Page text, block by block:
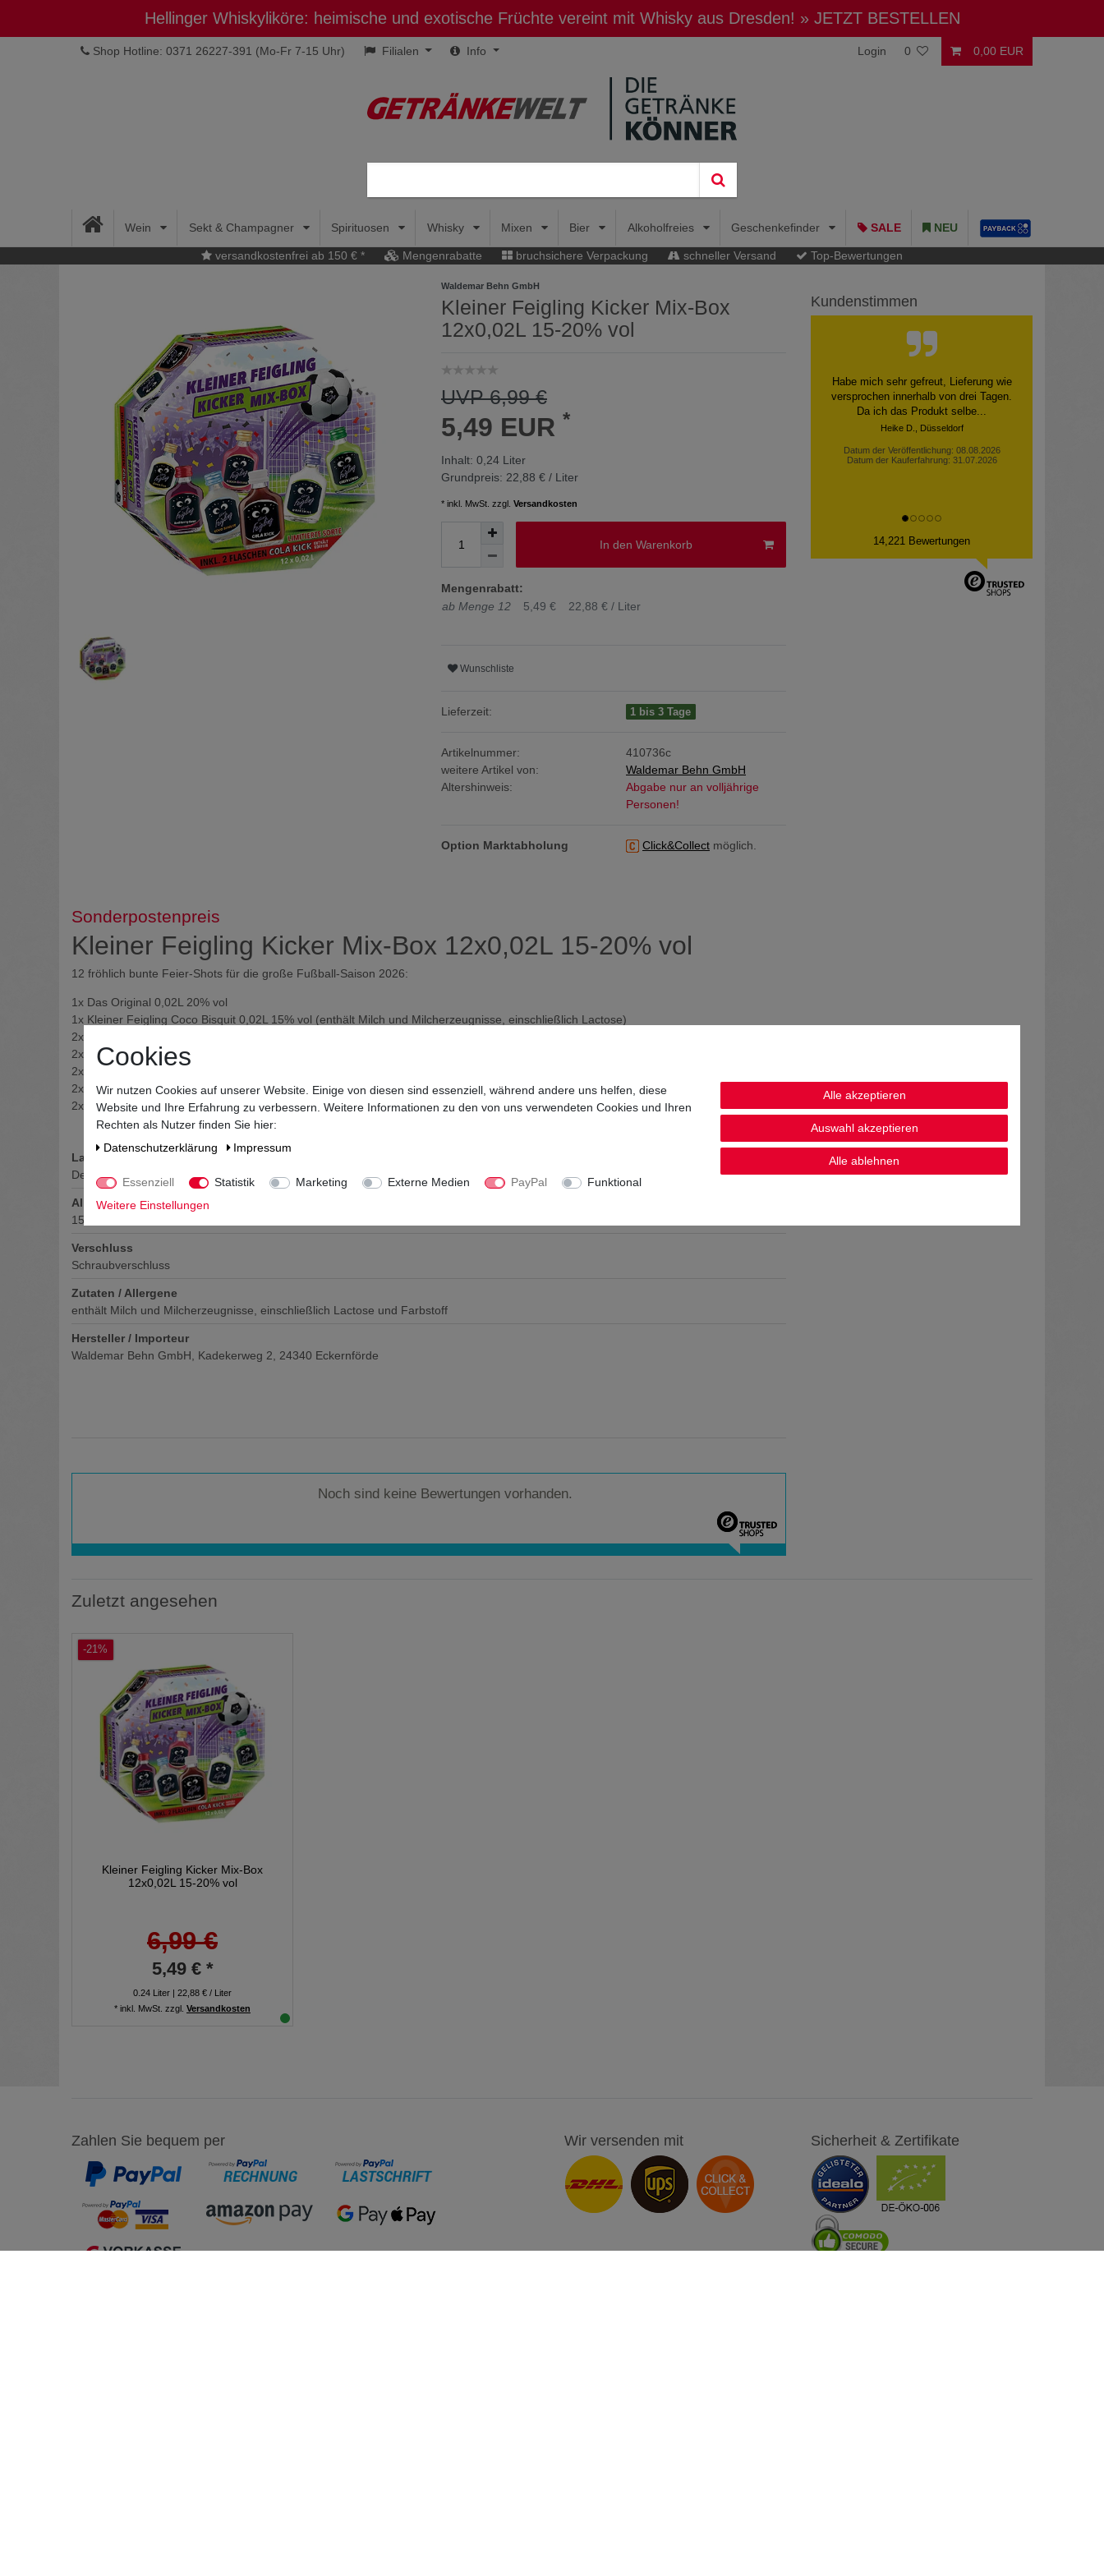
Hellinger Whiskyliköre: heimische und exotische Früchte vereint mit Whisky aus Dresden! » JETZT BESTELLEN
Shop Hotline: 0371 26227-391 (Mo-Fr 7-15 Uhr) Filialen Info Login 0 0,00 EUR
Wein Sekt & Champagner Spirituosen Whisky Mixen Bier Alkoholfreies Geschenkefinder SALE NEU
versandkostenfrei ab 150 € * Mengenrabatte bruchsichere Verpackung schneller Versand Top-Bewertungen
Waldemar Behn GmbH
Kleiner Feigling Kicker Mix-Box
12x0,02L 15-20% vol
UVP 6,99 €
5,49 EUR *
Inhalt: 0,24 Liter
Grundpreis: 22,88 € / Liter
* inkl. MwSt. zzgl. Versandkosten
In den Warenkorb
Mengenrabatt:
ab Menge 12
5,49 € 22,88 € / Liter
Wunschliste
Lieferzeit: 1 bis 3 Tage
Artikelnummer:
410736c
weitere Artikel von:
Waldemar Behn GmbH
Altershinweis:
Abgabe nur an volljährige
Personen!
Option Marktabholung Click&Collect möglich.
Sonderpostenpreis
Kleiner Feigling Kicker Mix-Box 12x0,02L 15-20% vol
12 fröhlich bunte Feier-Shots für die große Fußball-Saison 2026:
1x Das Original 0,02L 20% vol
1x Kleiner Feigling Coco Bisquit 0,02L 15% vol (enthält Milch und Milcherzeugnisse, einschließlich Lactose)
2x Kleiner Feigling Green Lemon 0,02L 15% vol (enthält Farbstoff)
2x Kleiner Feigling Kirsch-Banana 0,02L 15% vol (enthält Farbstoff)
2x Kleiner Feigling Lemon Sour 0,02L 15% vol (enthält Farbstoff)
2x Kleiner Feigling Red Berry Sour 0,02L 15% vol (enthält Farbstoff)
2x EXKLUSIV: Kleiner Feigling Cola Kick 0,02L 15% vol (enthält Farbstoff und Koffein)
Land
Deutschland
Alkoholgehalt
15-20
Verschluss
Schraubverschluss
Zutaten / Allergene
enthält Milch und Milcherzeugnisse, einschließlich Lactose und Farbstoff
Hersteller / Importeur
Waldemar Behn GmbH, Kadekerweg 2, 24340 Eckernförde
Noch sind keine Bewertungen vorhanden.
Kundenstimmen
Habe mich sehr gefreut, Lieferung wie
versprochen innerhalb von drei Tagen.
Da ich das Produkt selbe...
Heike D., Düsseldorf
Datum der Veröffentlichung: 08.08.2026
Datum der Kauferfahrung: 31.07.2026
14,221 Bewertungen
Zuletzt angesehen
-21%
Kleiner Feigling Kicker Mix-Box
12x0,02L 15-20% vol
6,99 €
5,49 € *
0.24 Liter | 22,88 € / Liter
* inkl. MwSt. zzgl. Versandkosten
Zahlen Sie bequem per Wir versenden mit Sicherheit & Zertifikate
Cookies
Wir nutzen Cookies auf unserer Website. Einige von diesen sind essenziell, während andere uns helfen, diese
Website und Ihre Erfahrung zu verbessern. Weitere Informationen zu den von uns verwendeten Cookies und Ihren
Rechten als Nutzer finden Sie hier:
Daten­schutz­erklärung
Impressum
Essenziell Statistik Marketing Externe Medien PayPal
Funktional
Weitere Einstellungen
Alle akzeptieren
Auswahl akzeptieren
Alle ablehnen